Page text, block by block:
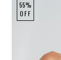
55%
OFF